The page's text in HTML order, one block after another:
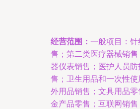
经营范围： 一般项目：
售；第二类医疗器械销
器仪表销售；医护人员
售；卫生用品和一次性
外用品销售；文具用品
金产品零售；互联网销